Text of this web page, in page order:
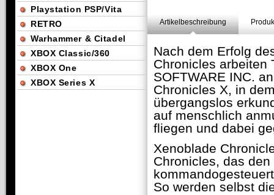
Artikelbeschreibung
Nach dem Erfolg
Chronicles arbeiten
SOFTWARE INC.
Chronicles X, in
übergangslos
auf menschlich
fliegen und dabei
Xenoblade
Chronicles, das
So werden selbst
Playstation PSP/Vita
RETRO
Warhammer & Citadel
XBOX Classic/360
XBOX One
XBOX Series X